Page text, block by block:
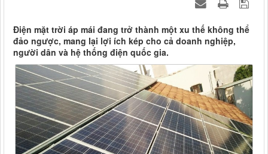
Điện mặt trời áp mái đang trở thành một xu thế không thể
đảo ngược, mang lại lợi ích kép cho cả doanh nghiệp,
người dân và hệ thống điện quốc gia.